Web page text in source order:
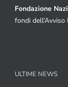
Fondazione
fondi
ULTIME NEWS